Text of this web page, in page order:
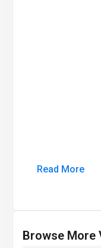
Read More
Browse More